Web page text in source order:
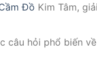
Đồ Kim Tâm,
câu hỏi phổ biến